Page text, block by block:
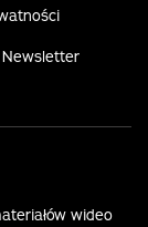
Newsletter
wideo